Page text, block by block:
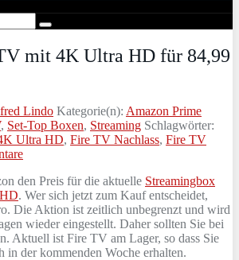
mit 4K Ultra HD für 84,99
Lindo Kategorie(n): Amazon Prime
, Set-Top Boxen, Streaming Schlagwörter:
Ultra HD, Fire TV Nachlass, Fire TV
den Preis für die aktuelle Streamingbox
. Wer sich jetzt zum Kauf entscheidet,
Die Aktion ist zeitlich unbegrenzt und wird
wieder eingestellt. Daher sollten Sie bei
Aktuell ist Fire TV am Lager, so dass Sie
in der kommenden Woche erhalten.